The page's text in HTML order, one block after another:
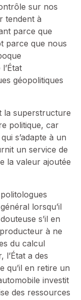
sur nos
tendent à
parce que
parce que nous
géopolitiques
la superstructure
politique, car
s’adapte à un
un service de
la valeur ajoutée
lorsqu’il
s’il en
à ne
du calcul
a des
qu’il en retire un
investit
des ressources